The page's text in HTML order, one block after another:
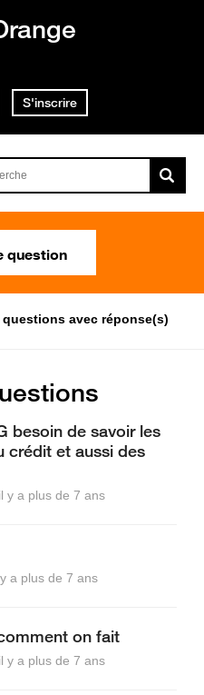
S'inscrire
question
questions avec réponse(s)
besoin de savoir les
crédit et aussi des
il y a plus de 7 ans
a plus de 7 ans
on fait
il y a plus de 7 ans